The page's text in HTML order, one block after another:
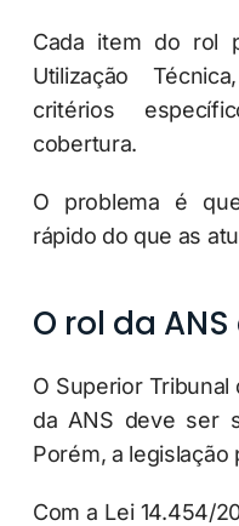
Cada item do rol
Utilização
critérios
cobertura.
O problema é
rápido do que as
O rol da
O Superior
da ANS deve ser
Porém, a
Com a Lei 14.454/